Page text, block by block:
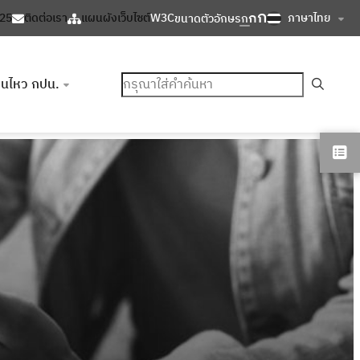
ติดต่อเรา แผนผังเว็บไซต์W3Cขนาดตัวอักษรกกก ภาษาไทย
ไหว กปน. ค้นหา